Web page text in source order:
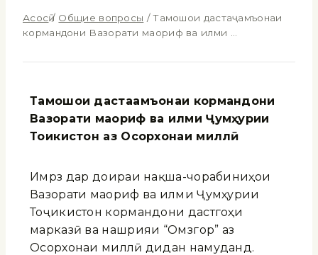
Асосӣ / Общие вопросы / Тамошои дастаҷамъонаи
кормандони Вазорати маориф ва илми …
Тамошои дастаҷамъонаи кормандони
Вазорати маориф ва илми Ҷумҳурии
Тоҷикистон аз Осорхонаи миллӣ
Имрӯз дар доираи нақша-чорабиниҳои
Вазорати маориф ва илми Ҷумҳурии
Тоҷикистон кормандони дастгоҳи
марказӣ ва нашрияи “Омӯзгор” аз
Осорхонаи миллӣ дидан намуданд.